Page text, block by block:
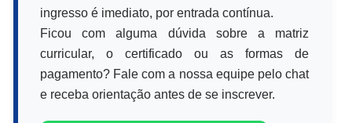
ingresso é imediato, por entrada contínua.
Ficou com alguma dúvida sobre a matriz
curricular, o certificado ou as formas de
pagamento? Fale com a nossa equipe pelo chat
e receba orientação antes de se inscrever.